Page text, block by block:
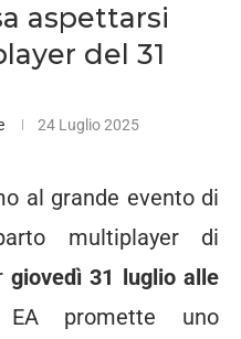
aspettarsi
del 31
24 Luglio 2025
al grande evento di
multiplayer di
giovedì 31 luglio alle
promette uno